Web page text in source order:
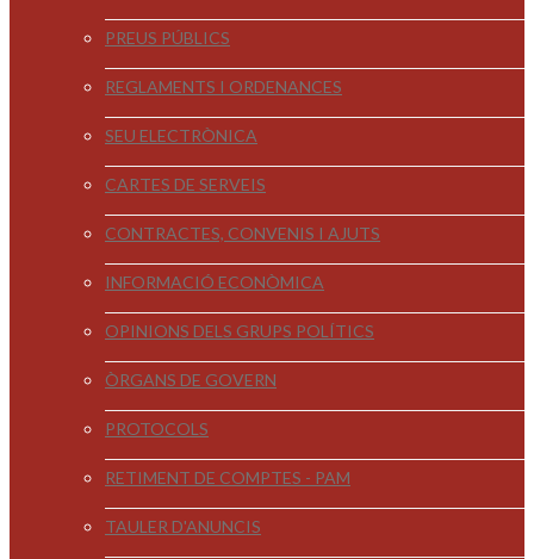
PREUS PÚBLICS
REGLAMENTS I ORDENANCES
SEU ELECTRÒNICA
CARTES DE SERVEIS
CONTRACTES, CONVENIS I AJUTS
INFORMACIÓ ECONÒMICA
OPINIONS DELS GRUPS POLÍTICS
ÒRGANS DE GOVERN
PROTOCOLS
RETIMENT DE COMPTES - PAM
TAULER D'ANUNCIS